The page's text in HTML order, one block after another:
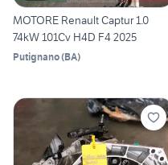
MOTORE Renault Captur 1.0
74kW 101Cv H4D F4 2025
Putignano(BA)